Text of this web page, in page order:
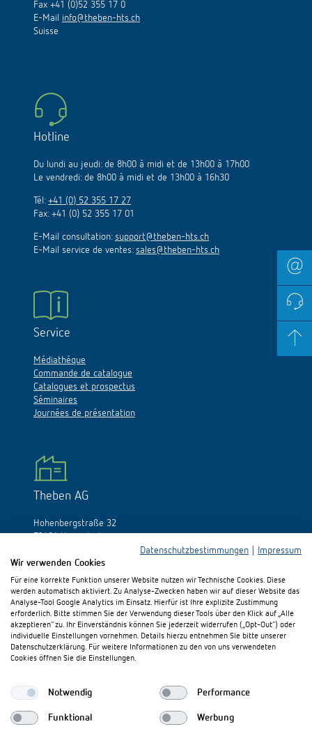
Fax +41 (0)52 355 17 0
E-Mail info@theben-hts.ch
Suisse
Hotline
Du lundi au jeudi: de 8h00 à midi et de 13h00 à 17h00
Le vendredi: de 8h00 à midi et de 13h00 à 16h30
Tél: +41 (0) 52 355 17 27
Fax: +41 (0) 52 355 17 01
E-Mail consultation: support@theben-hts.ch
E-Mail service de ventes: sales@theben-hts.ch
Service
Médiathéque
Commande de catalogue
Catalogues et prospectus
Séminaires
Journées de présentation
Theben AG
Hohenbergstraße 32
Fax: +49 (0)74 74/692-150
E-Mail:info@theben.de
S'il vous plaît visitez-nous sur:
Datenschutzbestimmungen
Impressum
Wir verwenden Cookies
Für eine korrekte Funktion unserer Website nutzen wir Technische Cookies. Diese
werden automatisch aktiviert. Zu Analyse-Zwecken haben wir auf dieser Website das
Analyse-Tool Google Analytics im Einsatz. Hierfür ist Ihre explizite Zustimmung
erforderlich. Bitte stimmen Sie der Verwendung dieser Tools über den Klick auf „Alle
akzeptieren“ zu. Ihr Einverständnis können Sie jederzeit widerrufen („Opt-Out“) oder
individuelle Einstellungen vornehmen. Details hierzu entnehmen Sie bitte unserer
Datenschutzerklärung. Für weitere Informationen zu den von uns verwendeten
Cookies öffnen Sie die Einstellungen.
Notwendig Performance
Funktional Werbung